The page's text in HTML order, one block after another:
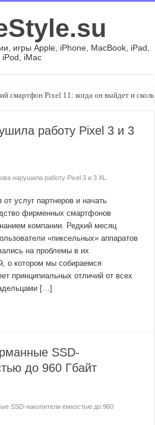
игры Apple, iPhone, MacBook, iPad,
iPod, iMac
смартфон Pixel 11: когда он выйдет и
работу Pixel 3 и 3
нарушила работу Pixel 3 и 3 XL
услуг партнеров и начать
фирменных смартфонов
компании. Редкий месяц
«пиксельных» аппаратов
на проблемы в их
о котором мы собираемся
принципиальных отличий от всех
[…]
SSD-
до 960 Гбайт
SSD-накопители ёмкостью до 960